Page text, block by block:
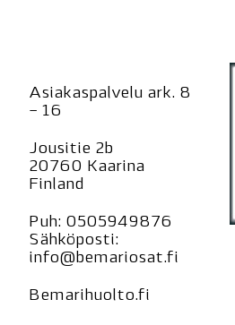
Asiakaspalvelu ark. 8
– 16
Jousitie 2b
20760 Kaarina
Finland
Puh: 0505949876
Sähköposti:
info@bemariosat.fi
Bemarihuolto.fi